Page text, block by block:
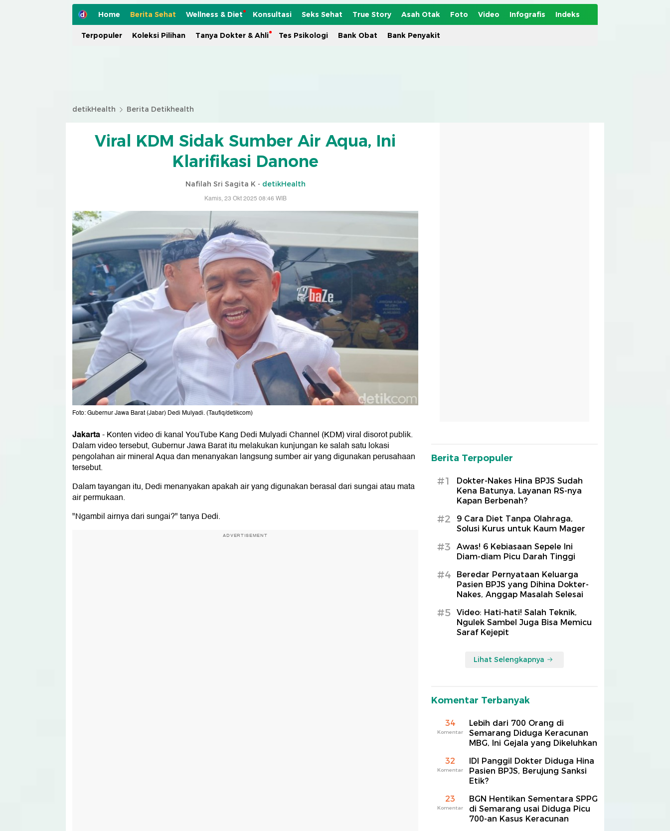
Home Berita Sehat Wellness & Diet Konsultasi Seks Sehat True Story Asah Otak Foto Video Infografis Indeks
Terpopuler Koleksi Pilihan Tanya Dokter & Ahli Tes Psikologi Bank Obat Bank Penyakit
detikHealth Berita Detikhealth
Viral KDM Sidak Sumber Air Aqua, Ini
Klarifikasi Danone
Nafilah Sri Sagita K - detikHealth
Kamis, 23 Okt 2025 08:46 WIB
Foto: Gubernur Jawa Barat (Jabar) Dedi Mulyadi. (Taufiq/detikcom)
Jakarta-Konten video di kanal YouTube Kang Dedi Mulyadi Channel (KDM) viral disorot publik.
Dalam video tersebut, Gubernur Jawa Barat itu melakukan kunjungan ke salah satu lokasi
pengolahan air mineral Aqua dan menanyakan langsung sumber air yang digunakan perusahaan
tersebut.
Dalam tayangan itu, Dedi menanyakan apakah air yang digunakan berasal dari sungai atau mata
air permukaan.
"Ngambil airnya dari sungai?" tanya Dedi.
ADVERTISEMENT
Berita Terpopuler
#1
Dokter-Nakes Hina BPJS Sudah
Kena Batunya, Layanan RS-nya
Kapan Berbenah?
#2
9 Cara Diet Tanpa Olahraga,
Solusi Kurus untuk Kaum Mager
#3
Awas! 6 Kebiasaan Sepele Ini
Diam-diam Picu Darah Tinggi
#4
Beredar Pernyataan Keluarga
Pasien BPJS yang Dihina Dokter-
Nakes, Anggap Masalah Selesai
#5
Video: Hati-hati! Salah Teknik,
Ngulek Sambel Juga Bisa Memicu
Saraf Kejepit
Lihat Selengkapnya
Komentar Terbanyak
34
Komentar
Lebih dari 700 Orang di
Semarang Diduga Keracunan
MBG, Ini Gejala yang Dikeluhkan
32
Komentar
IDI Panggil Dokter Diduga Hina
Pasien BPJS, Berujung Sanksi
Etik?
23
Komentar
BGN Hentikan Sementara SPPG
di Semarang usai Diduga Picu
700-an Kasus Keracunan